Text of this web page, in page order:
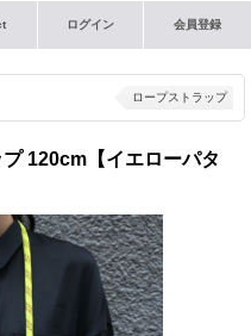
ログイン 会員登録
ロープストラップ
120cm【イエローパタ